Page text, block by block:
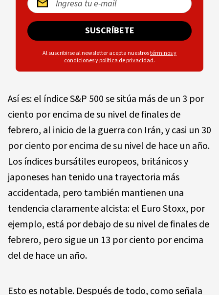
SUSCRÍBETE
Al suscribirse al newsletter acepta nuestrostérminos y
condicionesypolítica de privacidad.
Así es: el índice S&P 500 se sitúa más de un 3 por
ciento por encima de su nivel de finales de
febrero, al inicio de la guerra con Irán, y casi un 30
por ciento por encima de su nivel de hace un año.
Los índices bursátiles europeos, británicos y
japoneses han tenido una trayectoria más
accidentada, pero también mantienen una
tendencia claramente alcista: el Euro Stoxx, por
ejemplo, está por debajo de su nivel de finales de
febrero, pero sigue un 13 por ciento por encima
del de hace un año.
Esto es notable. Después de todo, como señala